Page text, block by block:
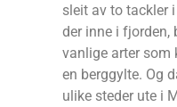
sleit av to tackler
der inne i fjorden,
vanlige arter som
en berggylte. Og
ulike steder ute i